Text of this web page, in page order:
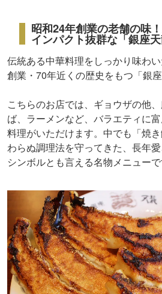
昭和24年創業の老舗の味
インパクト抜群な「銀座天
伝統ある中華料理をしっかり味わ
創業・70年近くの歴史をもつ「銀座
こちらのお店では、ギョウザの他
ば、ラーメンなど、バラエティに
料理がいただけます。中でも「焼
わらぬ調理法を守ってきた、長年
シンボルとも言える名物メニューで